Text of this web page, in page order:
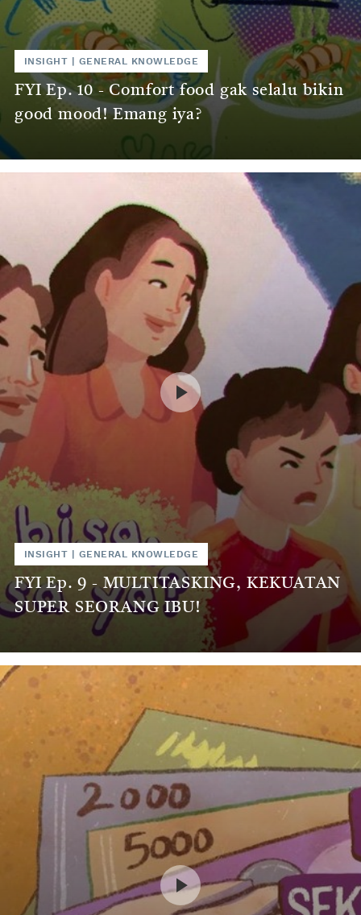
INSIGHT GENERAL KNOWLEDGE
FYI Ep. 10 - Comfort food gak selalu bikin
good mood! Emang iya?
INSIGHT GENERAL KNOWLEDGE
FYI Ep. 9 - MULTITASKING, KEKUATAN
SUPER SEORANG IBU!